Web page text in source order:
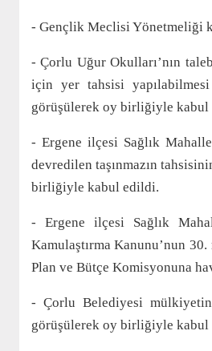
- Gençlik Meclisi Yönetmeliği
- Çorlu Uğur Okulları’nın
için yer tahsisi yapılabilmesi
görüşülerek oy birliğiyle kabul
- Ergene ilçesi Sağlık
devredilen taşınmazın
birliğiyle kabul edildi.
- Ergene ilçesi Sağlık
Kamulaştırma Kanunu’nun
Plan ve Bütçe Komisyonuna
- Çorlu Belediyesi
görüşülerek oy birliğiyle kabul